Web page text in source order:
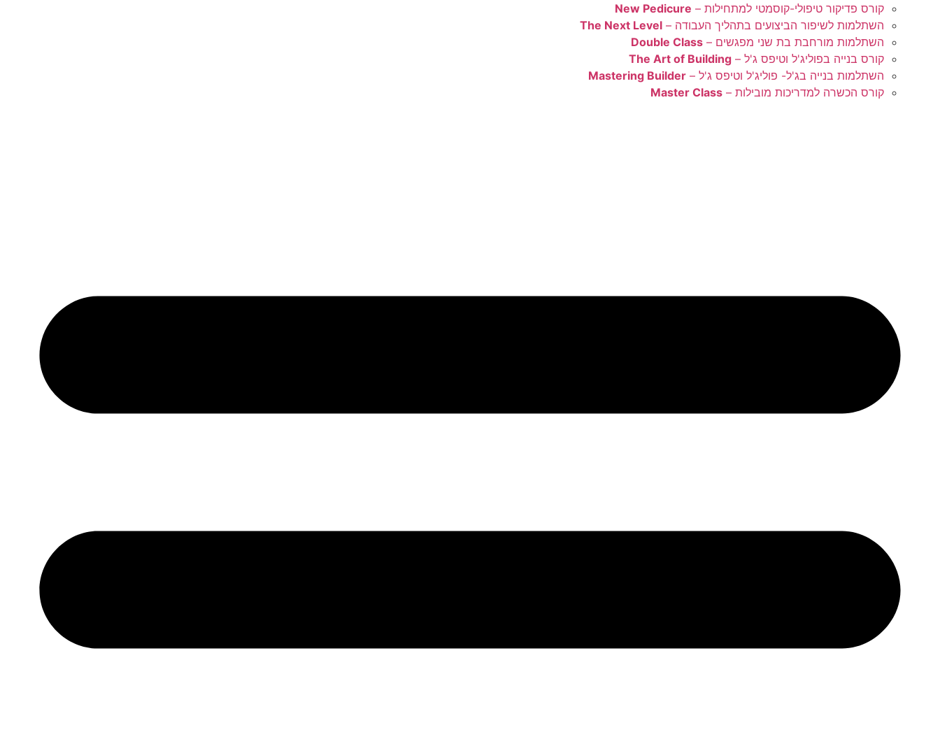
קורס פדיקור טיפולי-קוסמטי למתחילות – New Pedicure
השתלמות לשיפור הביצועים בתהליך העבודה – The Next Level
השתלמות מורחבת בת שני מפגשים – Double Class
קורס בנייה בפוליג'ל וטיפס ג'ל – The Art of Building
השתלמות בנייה בג'ל- פוליג'ל וטיפס ג'ל – Mastering Builder
קורס הכשרה למדריכות מובילות – Master Class